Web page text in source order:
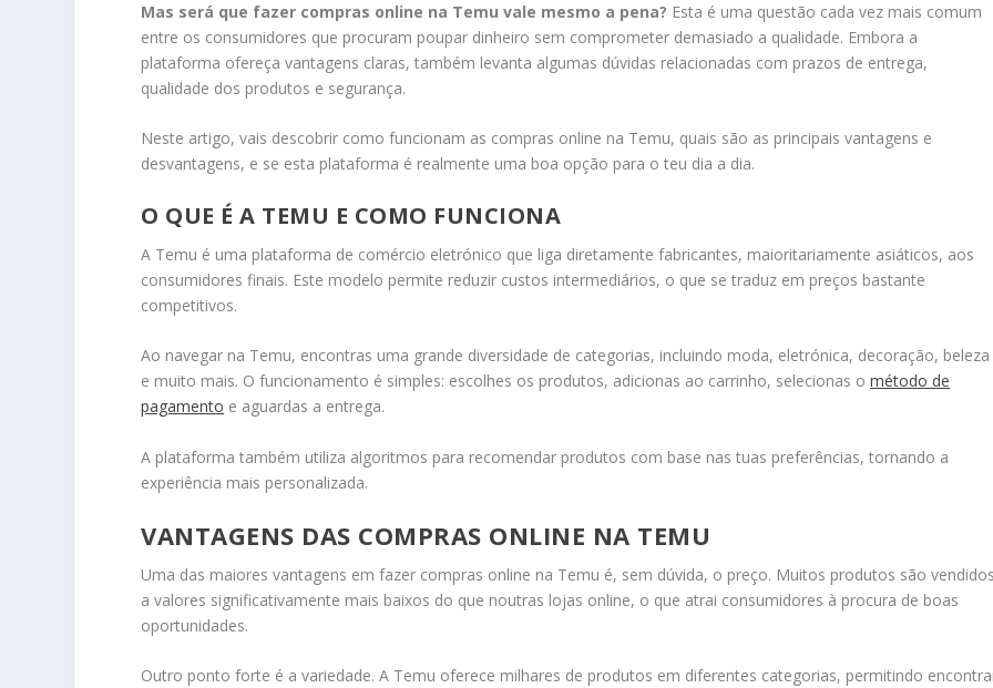
Mas será que fazer compras online na Temu vale mesmo a pena? Esta é uma questão cada vez mais comum
entre os consumidores que procuram poupar dinheiro sem comprometer demasiado a qualidade. Embora a
plataforma ofereça vantagens claras, também levanta algumas dúvidas relacionadas com prazos de entrega,
qualidade dos produtos e segurança.
Neste artigo, vais descobrir como funcionam as compras online na Temu, quais são as principais vantagens e
desvantagens, e se esta plataforma é realmente uma boa opção para o teu dia a dia.
O QUE É A TEMU E COMO FUNCIONA
A Temu é uma plataforma de comércio eletrónico que liga diretamente fabricantes, maioritariamente asiáticos, aos
consumidores finais. Este modelo permite reduzir custos intermediários, o que se traduz em preços bastante
competitivos.
Ao navegar na Temu, encontras uma grande diversidade de categorias, incluindo moda, eletrónica, decoração, beleza
e muito mais. O funcionamento é simples: escolhes os produtos, adicionas ao carrinho, selecionas ométodo de
pagamento e aguardas a entrega.
A plataforma também utiliza algoritmos para recomendar produtos com base nas tuas preferências, tornando a
experiência mais personalizada.
VANTAGENS DAS COMPRAS ONLINE NA TEMU
Uma das maiores vantagens em fazer compras online na Temu é, sem dúvida, o preço. Muitos produtos são
a valores significativamente mais baixos do que noutras lojas online, o que atrai consumidores à procura de boas
oportunidades.
Outro ponto forte é a variedade. A Temu oferece milhares de produtos em diferentes categorias, permitindo